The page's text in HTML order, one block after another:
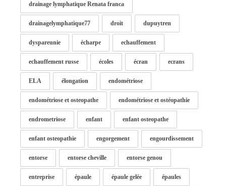
drainage lymphatique Renata franca
drainagelymphatique77 droit dupuytren
dyspareunie écharpe echauffement
echauffement russe écoles écran ecrans
ELA élongation endométriose
endométriose et osteopathe endométriose et ostéopathie
endrometriose enfant enfant osteopathe
enfant osteopathie engorgement engourdissement
entorse entorse cheville entorse genou
entreprise épaule épaule gelée épaules